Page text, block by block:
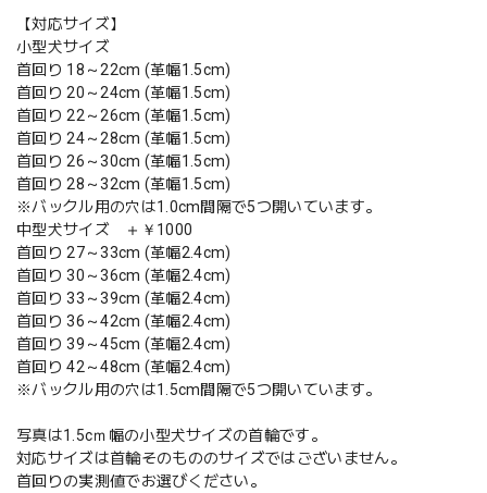
【対応サイズ】
小型犬サイズ
首回り 18～22cm (革幅1.5cm)
首回り 20～24cm (革幅1.5cm)
首回り 22～26cm (革幅1.5cm)
首回り 24～28cm (革幅1.5cm)
首回り 26～30cm (革幅1.5cm)
首回り 28～32cm (革幅1.5cm)
※バックル用の穴は1.0cm間隔で5つ開いています。
中型犬サイズ ＋￥1000
首回り 27～33cm (革幅2.4cm)
首回り 30～36cm (革幅2.4cm)
首回り 33～39cm (革幅2.4cm)
首回り 36～42cm (革幅2.4cm)
首回り 39～45cm (革幅2.4cm)
首回り 42～48cm (革幅2.4cm)
※バックル用の穴は1.5cm間隔で5つ開いています。
写真は1.5cｍ幅の小型犬サイズの首輪です。
対応サイズは首輪そのもののサイズではございません。
首回りの実測値でお選びください。